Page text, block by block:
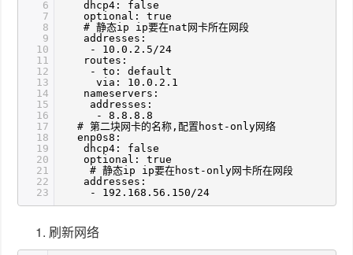
6
7
8
9
10
11
12
13
14
15
16
17
18
19
20
21
22
23
dhcp4: false
optional: true
# 静态ip ip要在nat网卡所在网段
addresses:
- 10.0.2.5/24
routes:
- to: default
via: 10.0.2.1
nameservers:
addresses:
- 8.8.8.8
# 第二块网卡的名称,配置host-only网络
enp0s8:
dhcp4: false
optional: true
# 静态ip ip要在host-only网卡所在网段
addresses:
- 192.168.56.150/24
刷新网络